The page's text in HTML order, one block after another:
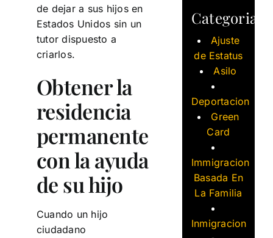
de dejar a sus hijos en
Estados Unidos sin un
tutor dispuesto a
criarlos.
Obtener la
residencia
permanente
con la ayuda
de su hijo
Cuando un hijo
ciudadano
Categorias
Ajuste
de Estatus
Asilo
Deportacion
Green
Card
Immigracion
Basada En
La Familia
Inmigracion